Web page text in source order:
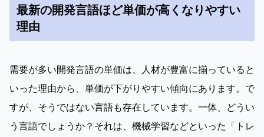
最新の開発言語ほど単価が高くなりやすい
理由
需要が多い開発言語の単価は、人材が豊富に揃っていると
いった理由から、単価が下がりやすい傾向にあります。で
すが、そうではない言語も存在しています。一体、どうい
う言語でしょうか？それは、機械学習などといった「トレ